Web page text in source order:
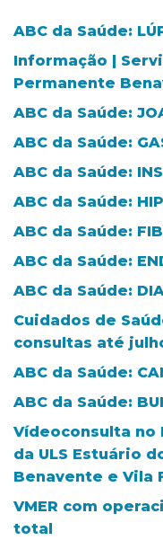
ABC da Saúde:
Informação |
Permanente
ABC da Saúde:
ABC da Saúde:
ABC da Saúde:
ABC da Saúde:
ABC da Saúde:
ABC da Saúde:
ABC da Saúde:
Cuidados de
consultas até
ABC da Saúde:
ABC da Saúde:
Vídeoconsulta
da ULS Estuário
Benavente e Vila
VMER com
total